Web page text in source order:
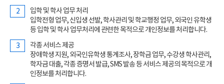
입학 및 학사 업무 처리
입학전형 업무, 신입생 선발, 학사관리 및 학교행정 업무, 외국인 유학생
등 입학 및 학사 업무처리에 관련한 목적으로 개인정보를 처리합니다.
각종 서비스 제공
장애학생 지원, 외국인유학생 통계조사, 장학금 업무, 수강생 학사관리,
학자금 대출, 각종 증명서 발급, SMS 발송 등 서비스 제공의 목적으로 개
인정보를 처리합니다.